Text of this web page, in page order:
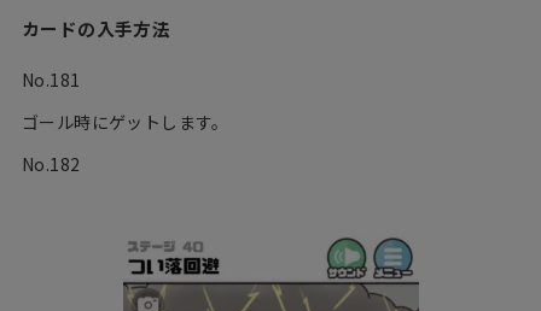
カードの入手方法
No.181
ゴール時にゲットします。
No.182